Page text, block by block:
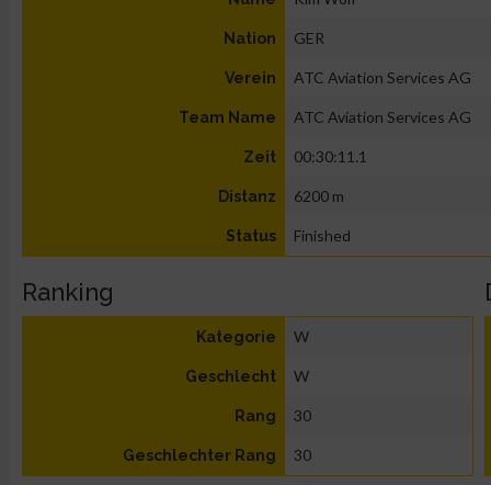
Nation GER
Verein ATC Aviation Services AG
Team Name ATC Aviation Services AG
Zeit 00:30:11.1
Distanz 6200 m
Status Finished
Ranking
Kategorie W
Geschlecht W
Rang 30
Geschlechter Rang 30